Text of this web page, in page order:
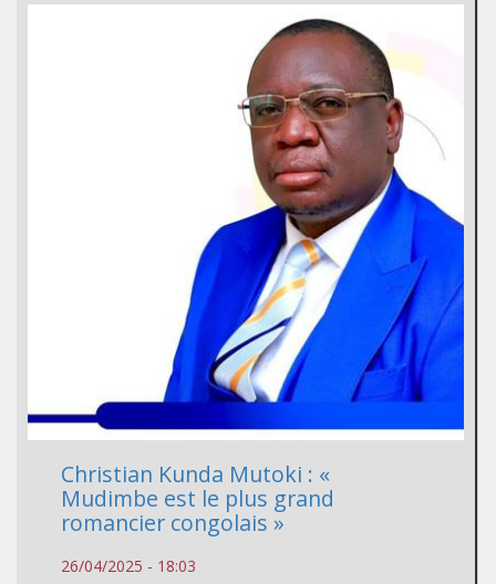
Christian Kunda Mutoki : «
Mudimbe est le plus grand
romancier congolais »
26/04/2025 - 18:03